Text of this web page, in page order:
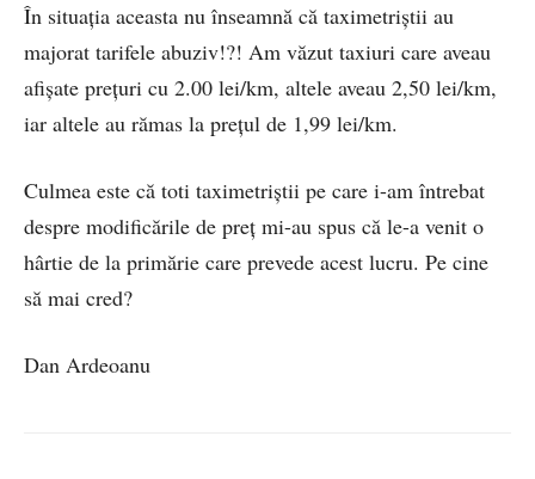
În situația aceasta nu înseamnă că taximetriștii au
majorat tarifele abuziv!?! Am văzut taxiuri care aveau
afișate prețuri cu 2.00 lei/km, altele aveau 2,50 lei/km,
iar altele au rămas la prețul de 1,99 lei/km.
Culmea este că toti taximetriștii pe care i-am întrebat
despre modificările de preț mi-au spus că le-a venit o
hârtie de la primărie care prevede acest lucru. Pe cine
să mai cred?
Dan Ardeoanu